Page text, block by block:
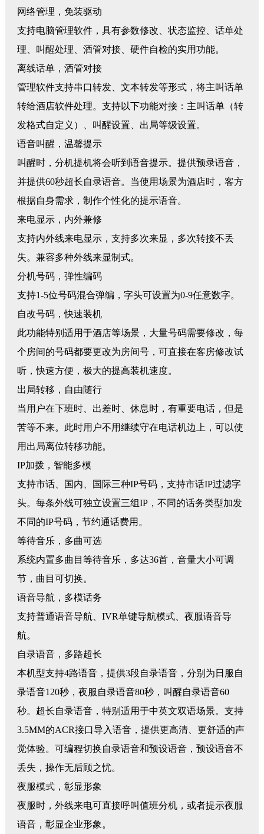
网络管理，免装驱动
支持电脑管理软件，具有参数修改、状态监控、话单处
理、叫醒处理、酒管对接、硬件自检的实用功能。
离线话单，酒管对接
管理软件支持串口转发、文本转发等形式，将主叫话单
转给酒店软件处理。支持以下功能对接：主叫话单（转
发格式自定义）、叫醒设置、出局等级设置。
语音叫醒，温馨提示
叫醒时，分机提机将会听到语音提示。提供预录语音，
并提供60秒超长自录语音。当使用场景为酒店时，客方
根据自身需求，制作个性化的提示语音。
来电显示，内外兼修
支持内外线来电显示，支持多次来显，多次转接不丢
失。兼容多种外线来显制式。
分机号码，弹性编码
支持1-5位号码混合弹编，字头可设置为0-9任意数字。
自改号码，快速装机
此功能特别适用于酒店等场景，大量号码需要修改，每
个房间的号码都要更改为房间号，可直接在客房修改试
听，快速方便，极大的提高装机速度。
出局转移，自由随行
当用户在下班时、出差时、休息时，有重要电话，但是
苦等不来。此时用户不用继续守在电话机边上，可以使
用出局离位转移功能。
IP加拨，智能多模
支持市话、国内、国际三种IP号码，支持市话IP过滤字
头。每条外线可独立设置三组IP，不同的话务类型加发
不同的IP号码，节约通话费用。
等待音乐，多曲可选
系统内置多曲目等待音乐，多达36首，音量大小可调
节，曲目可切换。
语音导航，多模话务
支持普通语音导航、 IVR单键导航模式、夜服语音导
航。
自录语音，多路超长
本机型支持4路语音，提供3段自录语音，分别为日服自
录语音120秒，夜服自录语音80秒，叫醒自录语音60
秒。超长自录语音，特别适用于中英文双语场景。支持
3.5MM的ACR接口导入语音，提供更高清、更舒适的声
觉体验。可编程切换自录语音和预设语音，预设语音不
丢失，操作无后顾之忧。
夜服模式，彰显形象
夜服时，外线来电可直接呼叫值班分机，或者提示夜服
语音，彰显企业形象。